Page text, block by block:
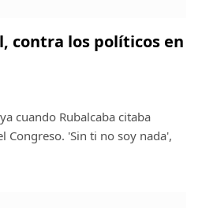
contra los políticos en
cuando Rubalcaba citaba
Congreso. 'Sin ti no soy nada',